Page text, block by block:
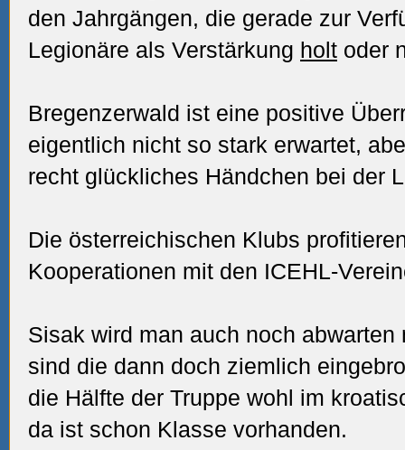
den Jahrgängen, die gerade zur
Legionäre als Verstärkung holt oder
Bregenzerwald ist eine positive
eigentlich nicht so stark erwartet,
recht glückliches Händchen bei der
Die österreichischen Klubs
Kooperationen mit den ICEHL-
Sisak wird man auch noch
sind die dann doch ziemlich
die Hälfte der Truppe wohl im
da ist schon Klasse vorhanden.